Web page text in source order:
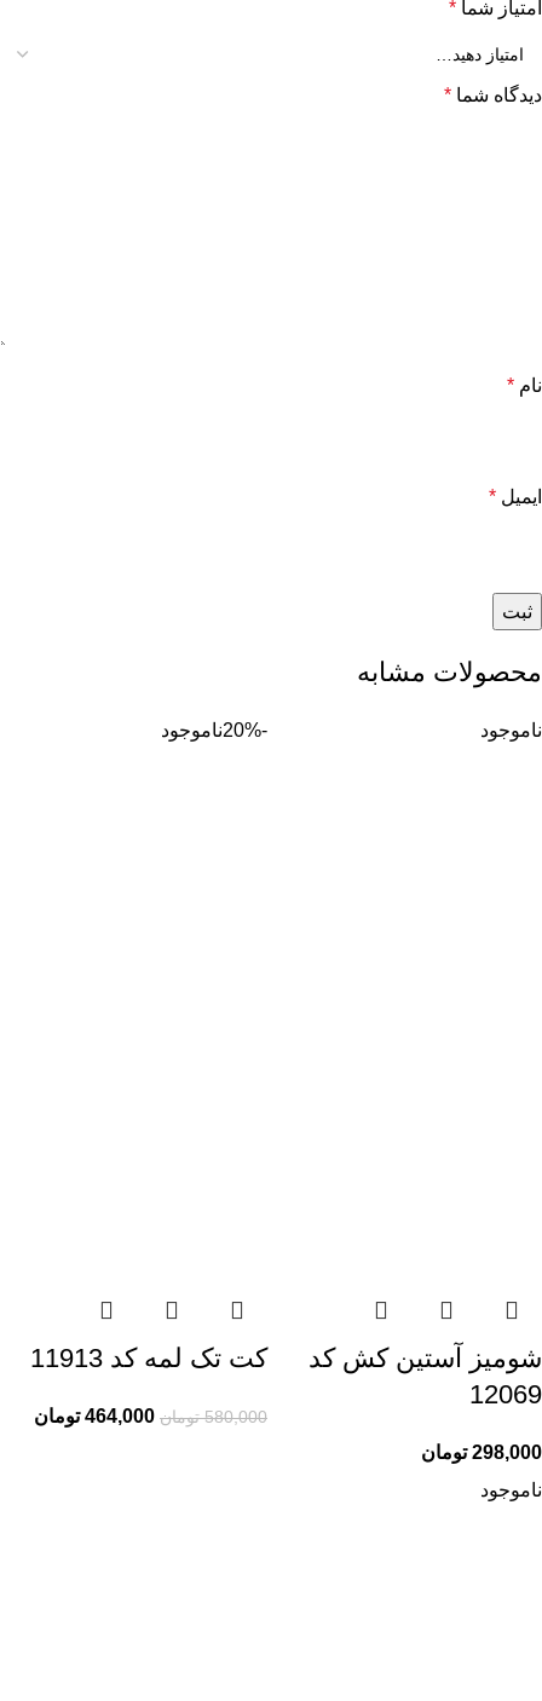
امتیاز شما *
دیدگاه شما *
نام *
ایمیل *
محصولات مشابه
ناموجود
شومیز آستین کش کد
12069
298,000 تومان
-20% ناموجود
کت تک لمه کد 11913
580,000 تومان 464,000 تومان
ناموجود